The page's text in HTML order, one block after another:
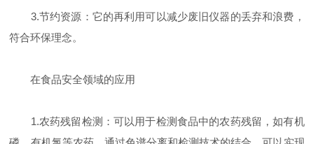
3.节约资源：它的再利用可以减少废旧仪器的丢弃和浪费，
符合环保理念。
在食品安全领域的应用
1.农药残留检测：可以用于检测食品中的农药残留，如有机